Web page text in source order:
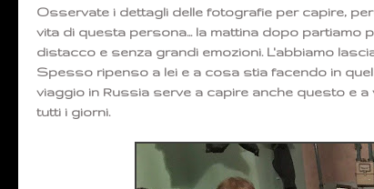
Osservate i dettagli delle fotografie per capire,
vita di questa persona... la mattina dopo
distacco e senza grandi emozioni. L'abbiamo
Spesso ripenso a lei e a cosa stia facendo in
viaggio in Russia serve a capire anche questo e
tutti i giorni.